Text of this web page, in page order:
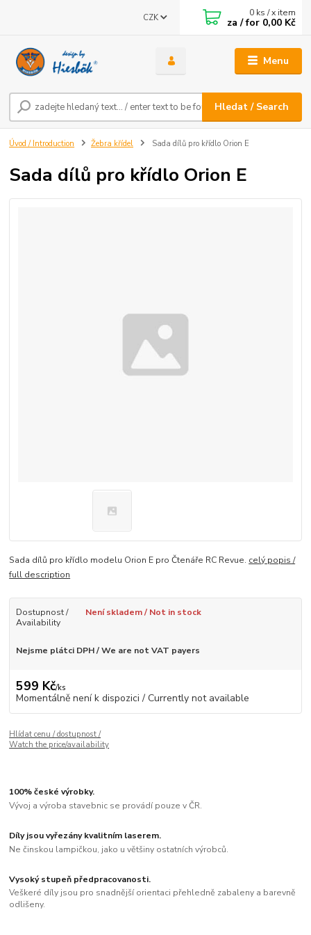
Menu
CZK
Hledat / Search
0 ks / x item
za / for 0,00 Kč
Úvod / Introduction Žebra křídel Sada dílů pro křídlo Orion E
Sada dílů pro křídlo Orion E
Sada dílů pro křídlo modelu Orion E pro Čtenáře RC Revue. celý popis /
full description
Dostupnost /
Availability
Není skladem / Not in stock
Nejsme plátci DPH / We are not VAT payers
599 Kč/ks
Momentálně není k dispozici / Currently not available
Hlídat cenu / dostupnost /
Watch the price/availability
100% české výrobky.
Vývoj a výroba stavebnic se provádí pouze v ČR.
Díly jsou vyřezány kvalitním laserem.
Ne činskou lampičkou, jako u většiny ostatních výrobců.
Vysoký stupeň předpracovanosti.
Veškeré díly jsou pro snadnější orientaci přehledně zabaleny a barevně
odlišeny.